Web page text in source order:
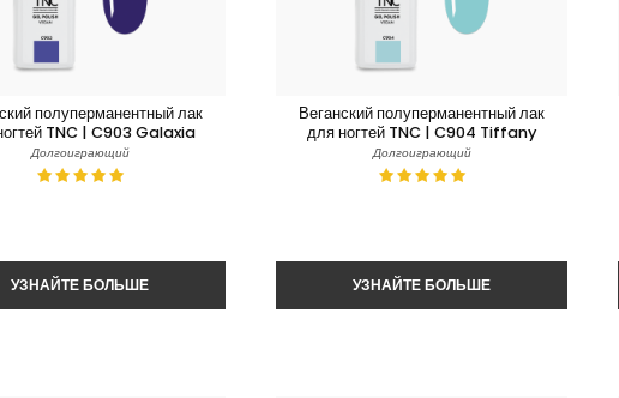
полуперманентный лак
TNC | C903 Galaxia
Долгоиграющий
Веганский полуперманентный лак
для ногтей TNC | C904 Tiffany
Долгоиграющий